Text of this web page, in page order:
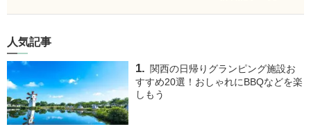
人気記事
関西の日帰りグランピング施設お
すすめ20選！おしゃれにBBQなどを楽
しもう